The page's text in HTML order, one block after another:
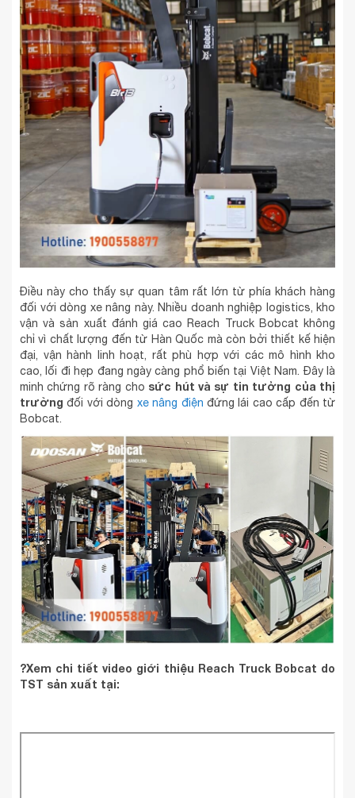
Điều này cho thấy sự quan tâm rất lớn từ phía khách hàng
đối với dòng xe nâng này. Nhiều doanh nghiệp logistics, kho
vận và sản xuất đánh giá cao Reach Truck Bobcat không
chỉ vì chất lượng đến từ Hàn Quốc mà còn bởi thiết kế hiện
đại, vận hành linh hoạt, rất phù hợp với các mô hình kho
cao, lối đi hẹp đang ngày càng phổ biến tại Việt Nam. Đây là
minh chứng rõ ràng cho sức hút và sự tin tưởng của thị
trường đối với dòng xe nâng điện đứng lái cao cấp đến từ
Bobcat.
?Xem chi tiết video giới thiệu Reach Truck Bobcat do
TST sản xuất tại: